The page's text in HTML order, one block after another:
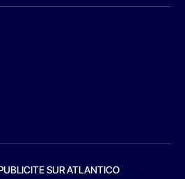
SUR ATLANTICO